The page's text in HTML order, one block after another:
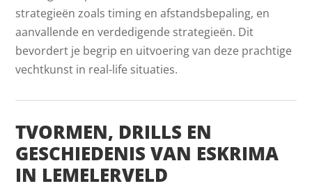
strategieën zoals timing en afstandsbepaling, en
aanvallende en verdedigende strategieën. Dit
bevordert je begrip en uitvoering van deze prachtige
vechtkunst in real-life situaties.
TVORMEN, DRILLS EN
GESCHIEDENIS VAN ESKRIMA
IN LEMELERVELD